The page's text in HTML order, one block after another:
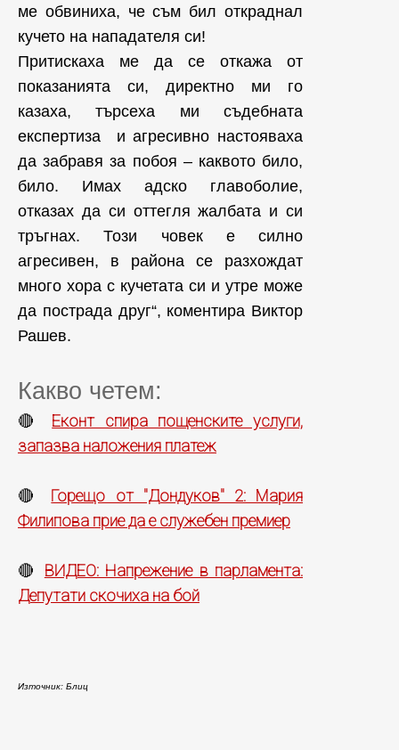
ме обвиниха, че съм бил откраднал
кучето на нападателя си!
Притискаха ме да се откажа от
показанията си, директно ми го
казаха, търсеха ми съдебната
експертиза и агресивно настояваха
да забравя за побоя – каквото било,
било. Имах адско главоболие,
отказах да си оттегля жалбата и си
тръгнах. Този човек е силно
агресивен, в района се разхождат
много хора с кучетата си и утре може
да пострада друг“, коментира Виктор
Рашев.
Какво четем:
🔴 Еконт спира пощенските услуги,
запазва наложения платеж
🔴 Горещо от "Дондуков" 2: Мария
Филипова прие да е служебен премиер
🔴 ВИДЕО: Напрежение в парламента:
Депутати скочиха на бой
Източник: Блиц